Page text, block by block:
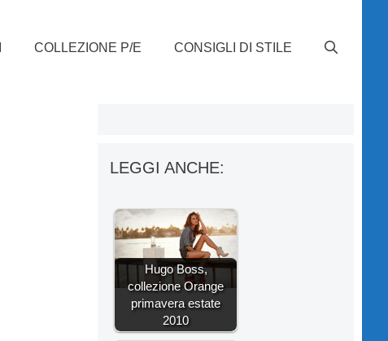
COLLEZIONE P/E CONSIGLI DI STILE
LEGGI ANCHE:
Hugo Boss,
collezione Orange
primavera estate
2010